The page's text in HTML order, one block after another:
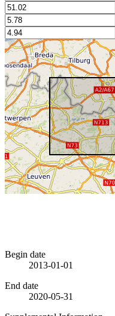
Begin date
2013-01-01
End date
2020-05-31